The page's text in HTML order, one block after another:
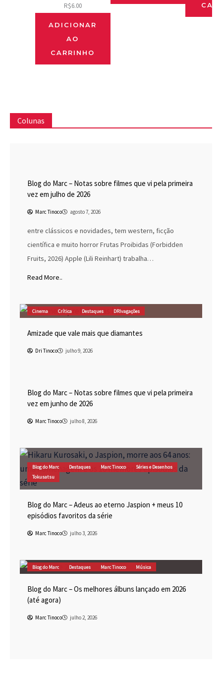
R$6.00
ADICIONAR
AO
CARRINHO
Colunas
Blog do Marc – Notas sobre filmes que vi pela primeira
vez em julho de 2026
Marc Tinoco agosto 7, 2026
entre clássicos e novidades, tem western, ficção
científica e muito horror Frutas Proibidas (Forbidden
Fruits, 2026) Apple (Lili Reinhart) trabalha…
Read More..
Cinema Crítica Destaques DRIvagações
Amizade que vale mais que diamantes
Dri Tinoco julho 9, 2026
Blog do Marc – Notas sobre filmes que vi pela primeira
vez em junho de 2026
Marc Tinoco julho 8, 2026
Blog do Marc Destaques Marc Tinoco
Séries e Desenhos
Tokusatsu
Blog do Marc – Adeus ao eterno Jaspion + meus 10
episódios favoritos da série
Marc Tinoco julho 3, 2026
Blog do Marc Destaques Marc Tinoco Música
Blog do Marc – Os melhores álbuns lançado em 2026
(até agora)
Marc Tinoco julho 2, 2026